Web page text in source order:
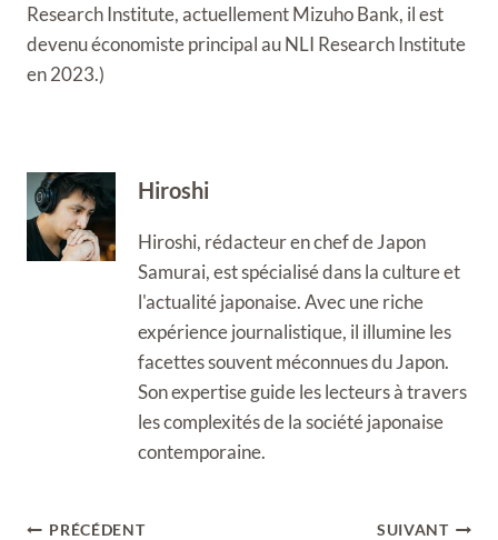
Research Institute, actuellement Mizuho Bank, il est
devenu économiste principal au NLI Research Institute
en 2023.)
Hiroshi
Hiroshi, rédacteur en chef de Japon
Samurai, est spécialisé dans la culture et
l'actualité japonaise. Avec une riche
expérience journalistique, il illumine les
facettes souvent méconnues du Japon.
Son expertise guide les lecteurs à travers
les complexités de la société japonaise
contemporaine.
Navigation
PRÉCÉDENT SUIVANT